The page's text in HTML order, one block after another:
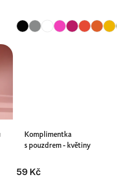
Komplimentka
s pouzdrem - květiny
59 Kč